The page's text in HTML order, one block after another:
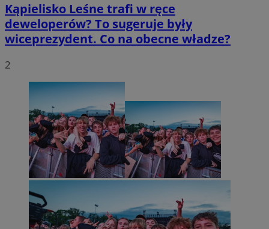
Kąpielisko Leśne trafi w ręce
deweloperów? To sugeruje były
wiceprezydent. Co na obecne władze?
2